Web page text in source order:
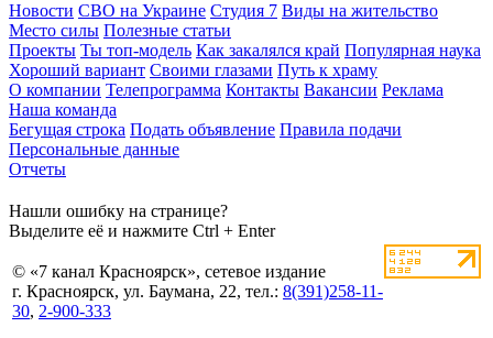
Новости СВО на Украине Студия 7 Виды на жительство
Место силы Полезные статьи
Проекты Ты топ-модель Как закалялся край Популярная наука
Хороший вариант Своими глазами Путь к храму
О компании Телепрограмма Контакты Вакансии Реклама
Наша команда
Бегущая строка Подать объявление Правила подачи
Персональные данные
Отчеты
Нашли ошибку на странице?
Выделите её и нажмите Ctrl + Enter
© «7 канал Красноярск», сетевое издание
г. Красноярск, ул. Баумана, 22, тел.: 8(391)258-11-
30, 2-900-333